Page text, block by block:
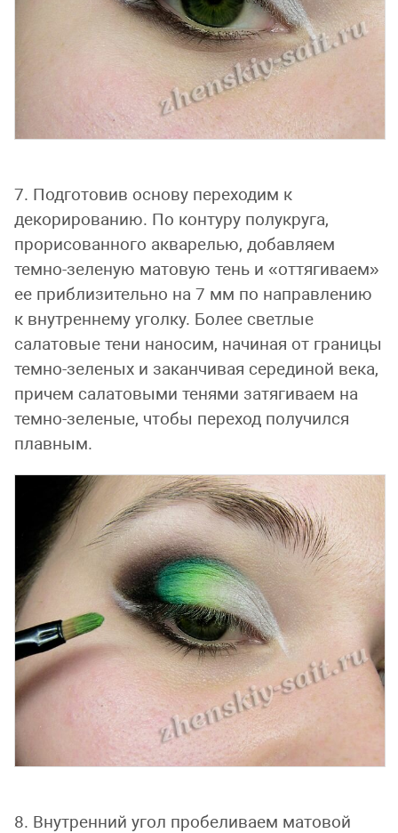
7. Подготовив основу переходим к
декорированию. По контуру полукруга,
прорисованного акварелью, добавляем
темно-зеленую матовую тень и «оттягиваем»
ее приблизительно на 7 мм по направлению
к внутреннему уголку. Более светлые
салатовые тени наносим, начиная от границы
темно-зеленых и заканчивая серединой века,
причем салатовыми тенями затягиваем на
темно-зеленые, чтобы переход получился
плавным.
8. Внутренний угол пробеливаем матовой